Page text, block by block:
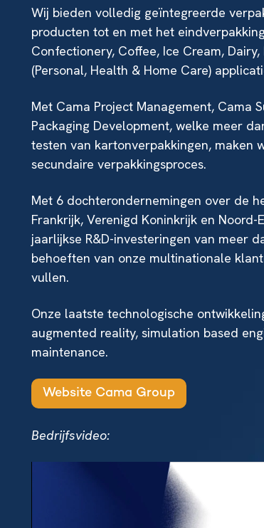
Wij bieden volledig geïntegreerde
producten tot en met het
Confectionery, Coffee, Ice Cream,
(Personal, Health & Home Care)
Met Cama Project Management, Cama
Packaging Development, welke meer
testen van kartonverpakkingen, maken
secundaire verpakkingsproces.
Met 6 dochterondernemingen over de
Frankrijk, Verenigd Koninkrijk en
jaarlijkse R&D-investeringen van meer
behoeften van onze multinationale
vullen.
Onze laatste technologische
augmented reality, simulation based
maintenance.
Website Cama Group
Bedrijfsvideo: